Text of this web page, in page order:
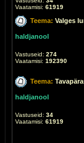
Vaatamisi: 61919
Teema: Valges
haldjanool
Vastuseid: 274
Vaatamisi: 192390
Teema:
haldjanool
Vastuseid: 34
Vaatamisi: 61919